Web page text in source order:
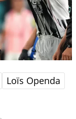
Loïs Openda